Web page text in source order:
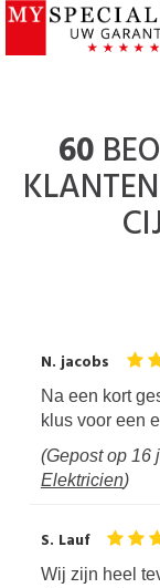
60
N. jacobs
Na een kort
klus voor een
(Gepost op 16
Elektricien)
S. Lauf
Wij zijn heel